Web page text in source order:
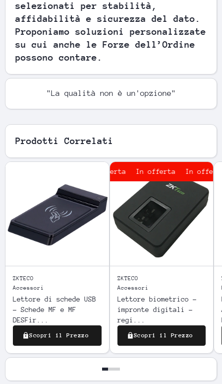
selezionati per stabilità,
affidabilità e sicurezza del dato.
Proponiamo soluzioni personalizzate
su cui anche le Forze dell’Ordine
possono contare.
"La qualità non è un'opzione"
Prodotti Correlati
ZKTECO
Accessori
Lettore di schede USB
- Schede MF e MF
DESFir...
Scopri il Prezzo
In offerta In offerta In offerta
ZKTECO
Accessori
Lettore biometrico -
impronte digitali -
regi...
Scopri il Prezzo